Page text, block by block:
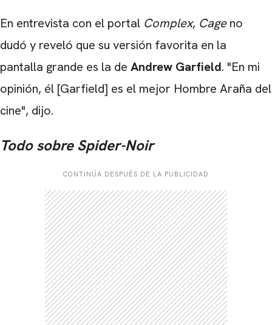
En entrevista con el portal Complex, Cageno
dudó y reveló que su versión favorita en la
pantalla grande es la de Andrew Garfield. "En mi
opinión, él [Garfield] es el mejor Hombre Araña del
cine", dijo.
Todo sobre Spider-Noir
CONTINÚA DESPUÉS DE LA PUBLICIDAD